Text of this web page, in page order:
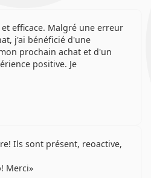
efficace. Malgré une erreur
j'ai bénéficié d'une
prochain achat et d'un
positive. Je
Ils sont présent, reoactive,
Merci